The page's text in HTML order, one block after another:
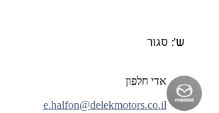
ש': סגור
אדי חלפון
e.halfon@delekmotors.co.il